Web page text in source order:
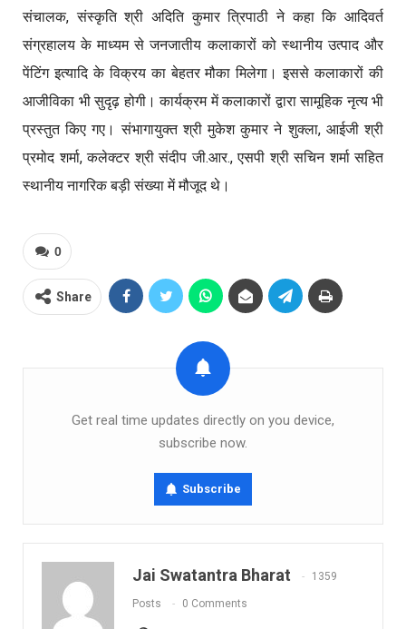
संचालक, संस्कृति श्री अदिति कुमार त्रिपाठी ने कहा कि आदिवर्त
संग्रहालय के माध्यम से जनजातीय कलाकारों को स्थानीय उत्पाद और
पेंटिंग इत्यादि के विक्रय का बेहतर मौका मिलेगा। इससे कलाकारों की
आजीविका भी सुदृढ़ होगी। कार्यक्रम में कलाकारों द्वारा सामूहिक नृत्य भी
प्रस्तुत किए गए। संभागायुक्त श्री मुकेश कुमार ने शुक्ला, आईजी श्री
प्रमोद शर्मा, कलेक्टर श्री संदीप जी.आर., एसपी श्री सचिन शर्मा सहित
स्थानीय नागरिक बड़ी संख्या में मौजूद थे।
0
Share
Get real time updates directly on you device,
subscribe now.
Subscribe
Jai Swatantra Bharat 1359
Posts 0 Comments